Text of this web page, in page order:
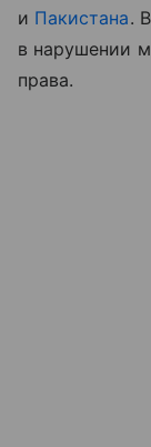
и Пакистана.
в нарушении
права.